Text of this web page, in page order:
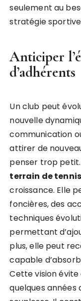
seulement au
stratégie sportive
Anticiper
d’adhérents
Un club peut
nouvelle
communication
attirer de
penser trop
terrain de tennis
croissance. Elle
foncières, des
techniques
permettant
plus, elle peut
capable
Cette vision
quelques années